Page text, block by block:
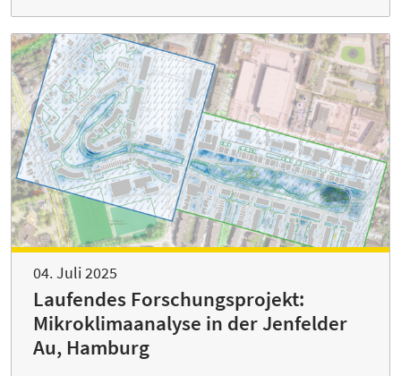
04. Juli 2025
Laufendes Forschungsprojekt:
Mikroklimaanalyse in der Jenfelder
Au, Hamburg